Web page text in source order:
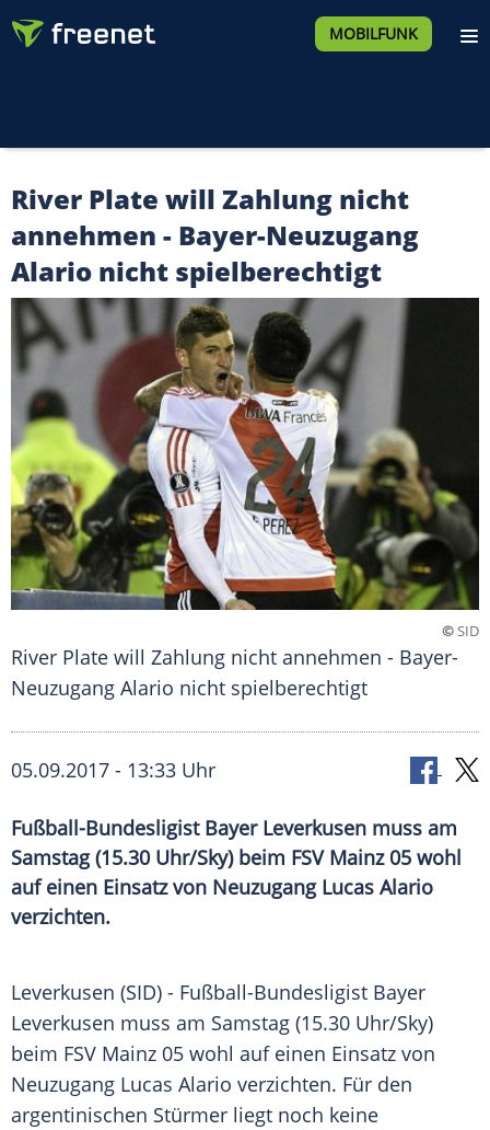
MOBILFUNK
River Plate will Zahlung nicht
annehmen - Bayer-Neuzugang
Alario nicht spielberechtigt
©SID
River Plate will Zahlung nicht annehmen - Bayer-
Neuzugang Alario nicht spielberechtigt
05.09.2017 - 13:33 Uhr
Fußball-Bundesligist Bayer Leverkusen muss am
Samstag (15.30 Uhr/Sky) beim FSV Mainz 05 wohl
auf einen Einsatz von Neuzugang Lucas Alario
verzichten.
Leverkusen (SID) - Fußball-Bundesligist Bayer
Leverkusen muss am Samstag (15.30 Uhr/Sky)
beim FSV Mainz 05 wohl auf einen Einsatz von
Neuzugang Lucas Alario verzichten. Für den
argentinischen Stürmer liegt noch keine